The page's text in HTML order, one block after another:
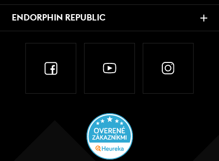
ENDORPHIN REPUBLIC